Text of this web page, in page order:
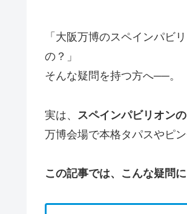
「大阪万博のスペインパビ
の？」
そんな疑問を持つ方へ──。
実は、 スペインパビリオン
万博会場で本格タパスやピ
この記事では、こんな疑問